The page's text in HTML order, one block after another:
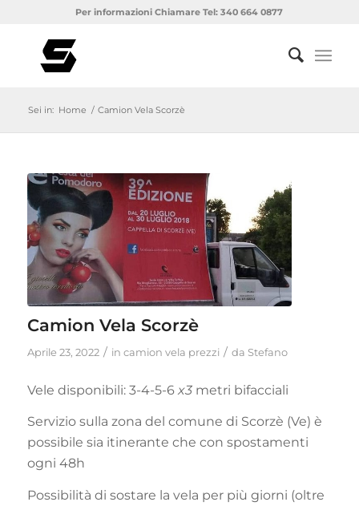
Per informazioni Chiamare Tel: 340 664 0877
Sei in: Home / Camion Vela Scorzè
Camion Vela Scorzè
Aprile 23, 2022 / in camion vela prezzi / da Stefano
Vele disponibili: 3-4-5-6 x3metri bifacciali
Servizio sulla zona del comune di Scorzè (Ve) è
possibile sia itinerante che con spostamenti
ogni 48h
Possibilità di sostare la vela per più giorni (oltre